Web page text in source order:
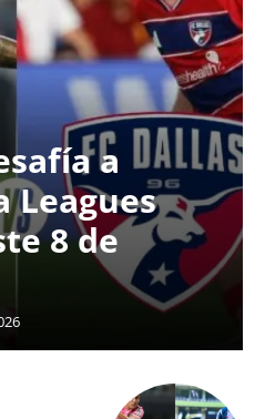
a
Leagues
8 de